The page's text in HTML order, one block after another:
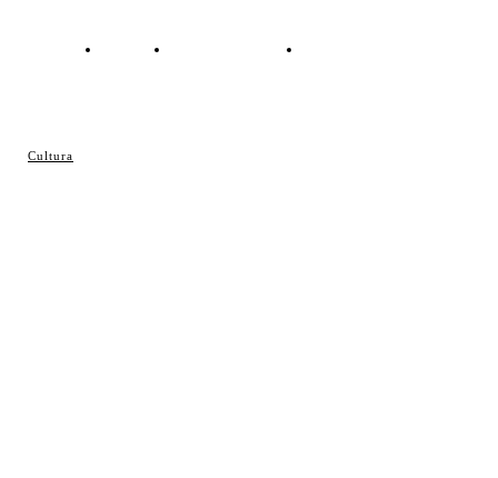
Cultura
Contacto Política de cookies